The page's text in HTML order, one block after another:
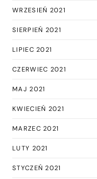
WRZESIEŃ 2021
SIERPIEŃ 2021
LIPIEC 2021
CZERWIEC 2021
MAJ 2021
KWIECIEŃ 2021
MARZEC 2021
LUTY 2021
STYCZEŃ 2021